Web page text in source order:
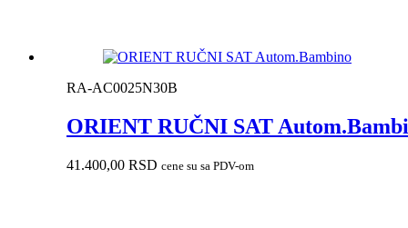
RA-AC0025N30B
ORIENT RUČNI SAT
41.400,00 RSD cene su sa PDV-om